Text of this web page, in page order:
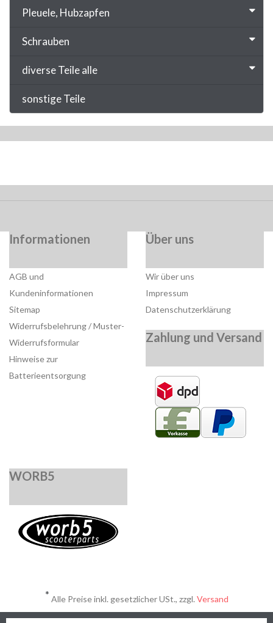
Pleuele, Hubzapfen
Schrauben
diverse Teile alle
sonstige Teile
Informationen
AGB und
Kundeninformationen
Sitemap
Widerrufsbelehrung / Muster-
Widerrufsformular
Hinweise zur
Batterieentsorgung
Über uns
Wir über uns
Impressum
Datenschutzerklärung
Zahlung und Versand
WORB5
* Alle Preise inkl. gesetzlicher USt., zzgl. Versand